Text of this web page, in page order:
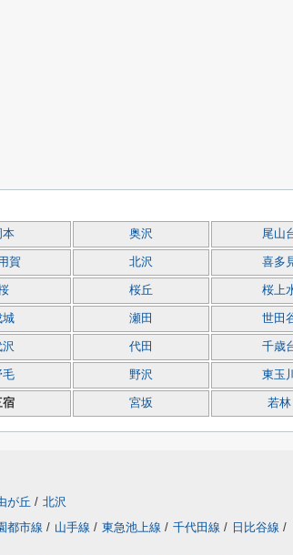
本 奥沢 尾山
賀 北沢 喜多
桜丘 桜上
城 瀬田 世田
代田 千歳
毛 野沢 東玉川
宿 宮坂 若林
が丘 / 北沢
都市線 / 山手線 / 東急池上線 / 千代田線 / 日比谷線 /